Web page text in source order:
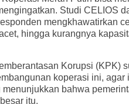
Studi CELIOS
mengkhawatirkan
hingga kurangnya
Korupsi (KPK)
koperasi ini, agar
menunjukkan bahwa
itu.